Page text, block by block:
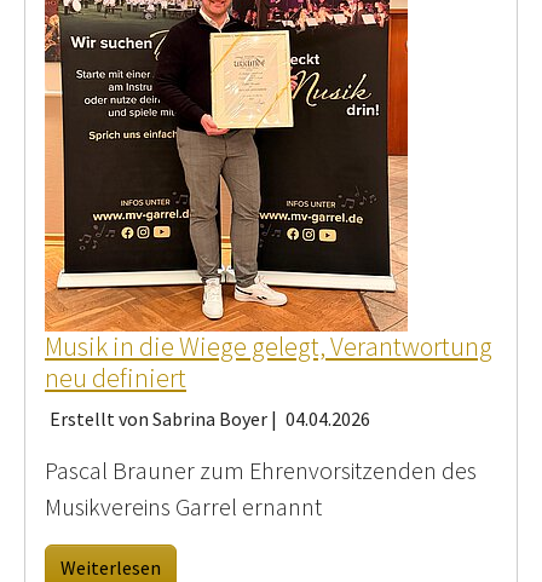
Musik in die Wiege gelegt, Verantwortung
neu definiert
Erstellt von Sabrina Boyer | 04.04.2026
Pascal Brauner zum Ehrenvorsitzenden des
Musikvereins Garrel ernannt
Weiterlesen